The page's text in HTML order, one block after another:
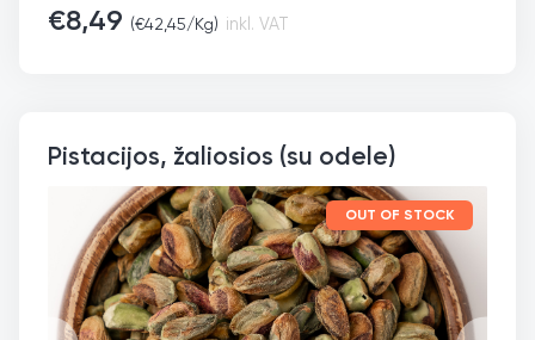
€8,49 (€42,45/Kg) inkl. VAT
Pistacijos, žaliosios (su odele)
OUT OF STOCK